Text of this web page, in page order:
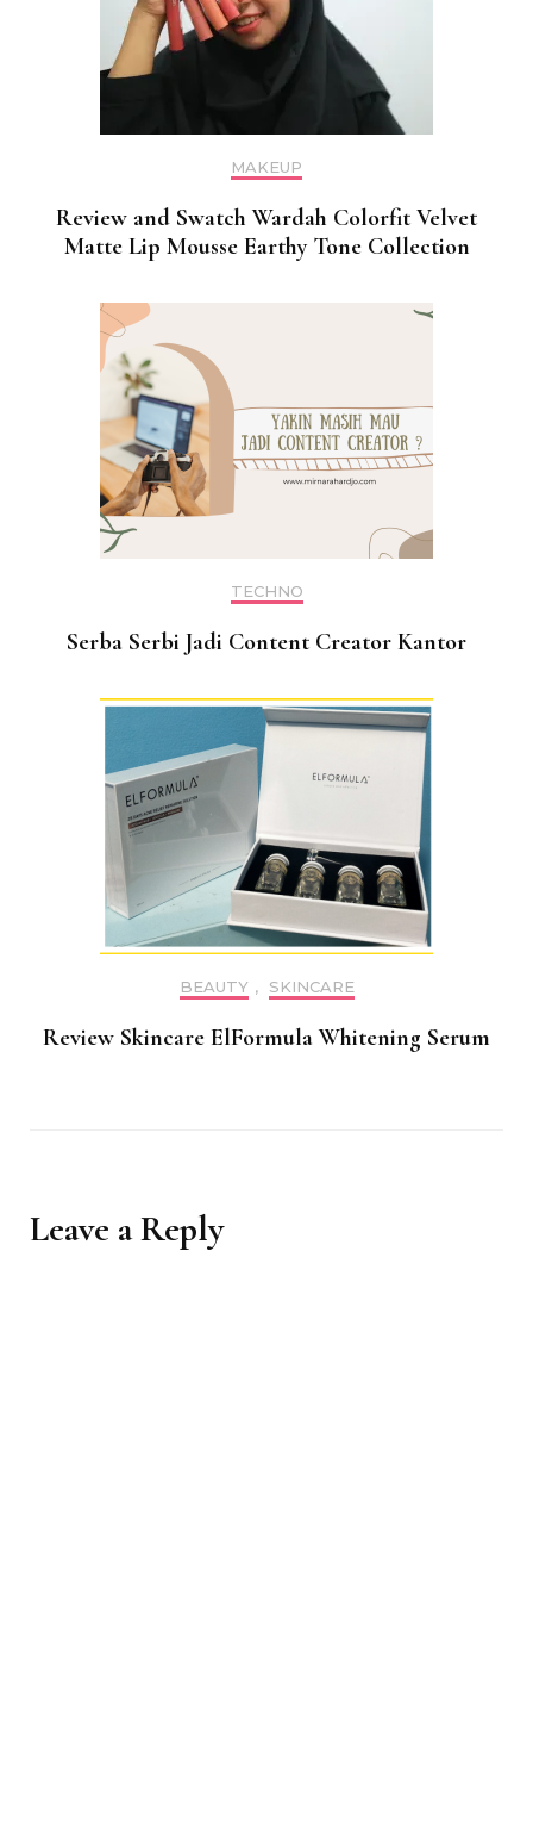
MAKEUP
Review and Swatch Wardah Colorfit Velvet
Matte Lip Mousse Earthy Tone Collection
TECHNO
Serba Serbi Jadi Content Creator Kantor
BEAUTY , SKINCARE
Review Skincare ElFormula Whitening Serum
Leave a Reply